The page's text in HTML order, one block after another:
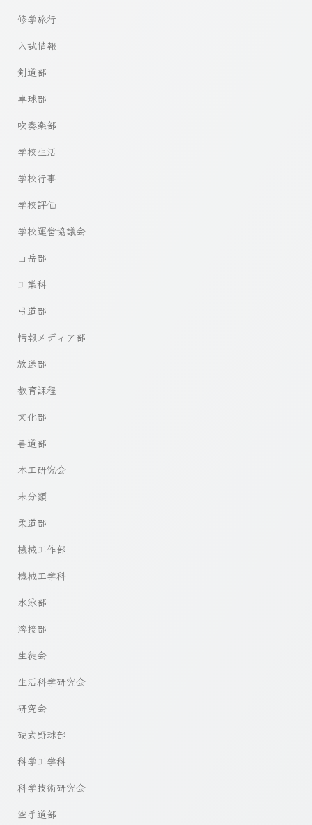
修学旅行
入試情報
剣道部
卓球部
吹奏楽部
学校生活
学校行事
学校評価
学校運営協議会
山岳部
工業科
弓道部
情報メディア部
放送部
教育課程
文化部
書道部
木工研究会
未分類
柔道部
機械工作部
機械工学科
水泳部
溶接部
生徒会
生活科学研究会
研究会
硬式野球部
科学工学科
科学技術研究会
空手道部